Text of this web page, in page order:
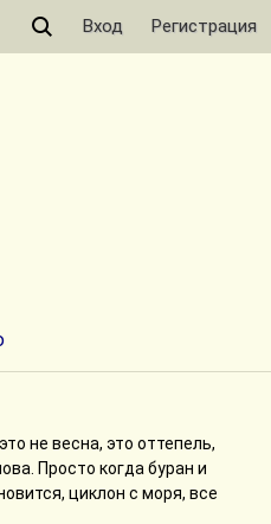
Вход Регистрация
не весна, это оттепель,
Просто когда буран и
циклон с моря, все